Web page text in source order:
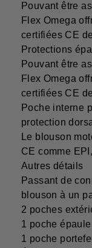
Pouvant être
Flex Omega
certifiées CE
Protections
Pouvant être
Flex Omega
certifiées CE
Poche interne
protection
Le blouson
CE comme
Autres détails
Passant de
blouson à un
2 poches
1 poche
1 poche